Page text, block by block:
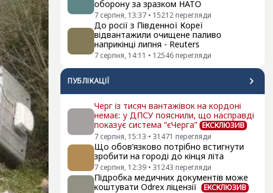
оборону за зразком НАТО
7 серпня, 13:37 • 15212 перегляди
До росії з Південної Кореї
відвантажили очищене паливо
наприкінці липня - Reuters
7 серпня, 14:11 • 12546 перегляди
ПУБЛІКАЦІЇ
Черг із тисяч вантажівок на кордоні
немає: у ДПСУ пояснили, що насправді
показує система “єЧерга” ЕКСКЛЮЗИВ
7 серпня, 15:13 • 31471 перегляди
Що обов’язково потрібно встигнути
зробити на городі до кінця літа
7 серпня, 12:39 • 31243 перегляди
Підробка медичних документів може
коштувати Odrex ліцензії
ЕКСКЛЮЗИВ